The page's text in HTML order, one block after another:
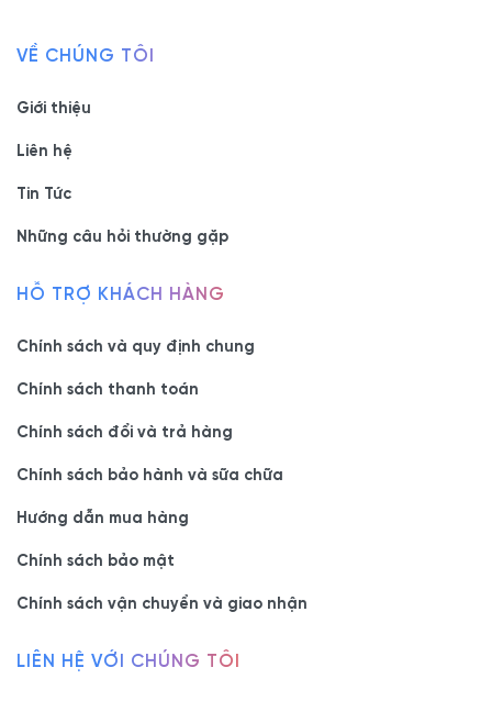
VỀ CHÚNG TÔI
Giới thiệu
Liên hệ
Tin Tức
Những câu hỏi thường gặp
HỖ TRỢ KHÁCH HÀNG
Chính sách và quy định chung
Chính sách thanh toán
Chính sách đổi và trả hàng
Chính sách bảo hành và sữa chữa
Hướng dẫn mua hàng
Chính sách bảo mật
Chính sách vận chuyển và giao nhận
LIÊN HỆ VỚI CHÚNG TÔI